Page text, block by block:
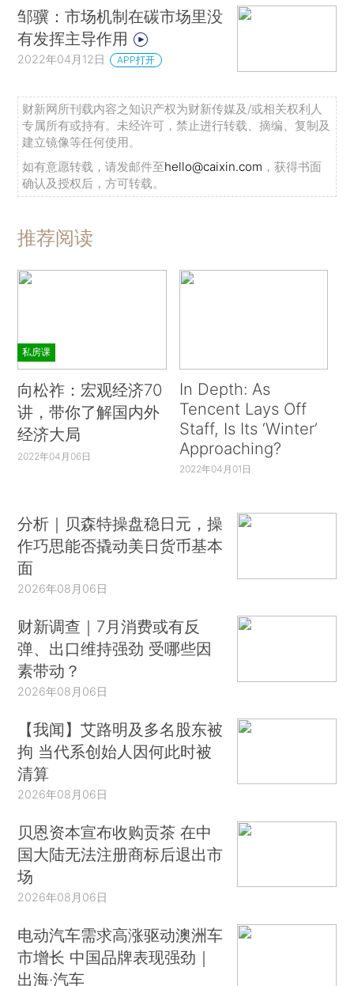
邹骥：市场机制在碳市场里没
有发挥主导作用
2022年04月12日 APP打开
财新网所刊载内容之知识产权为财新传媒及/或相关权利人
专属所有或持有。未经许可，禁止进行转载、摘编、复制及
建立镜像等任何使用。
如有意愿转载，请发邮件至hello@caixin.com ，获得书面
确认及授权后，方可转载。
推荐阅读
私房课
向松祚：宏观经济70
讲，带你了解国内外
经济大局
2022年04月06日
In Depth: As
Tencent Lays Off
Staff, Is Its ‘Winter’
Approaching?
2022年04月01日
分析｜贝森特操盘稳日元，操
作巧思能否撬动美日货币基本
面
2026年08月06日
财新调查｜7月消费或有反
弹、出口维持强劲 受哪些因
素带动？
2026年08月06日
【我闻】艾路明及多名股东被
拘 当代系创始人因何此时被
清算
2026年08月06日
贝恩资本宣布收购贡茶 在中
国大陆无法注册商标后退出市
场
2026年08月06日
电动汽车需求高涨驱动澳洲车
市增长 中国品牌表现强劲｜
出海·汽车